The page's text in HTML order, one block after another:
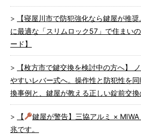
【寝屋川市で防犯強化なら鍵屋が推
に最適な「スリムロック57」で住まい
ード】
【枚方市で鍵交換を検討中の方へ】
やすいレバー式へ。操作性と防犯性を
換事例と、鍵屋が教える正しい錠前交
【
鍵屋が警告】三協アルミ ×
兆です。